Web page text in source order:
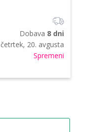
Dobava 8 dni
četrtek, 20. avgusta
Spremeni